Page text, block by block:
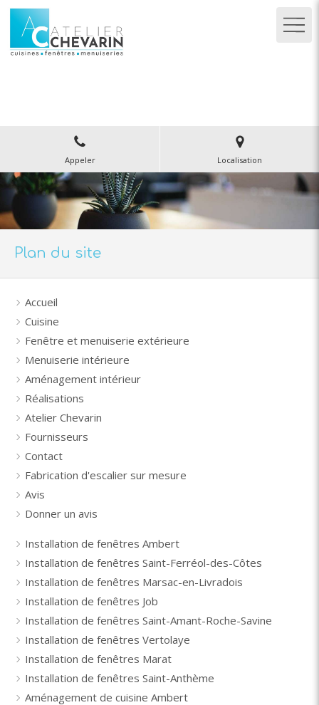
Appeler Localisation
Plan du site
Accueil
Cuisine
Fenêtre et menuiserie extérieure
Menuiserie intérieure
Aménagement intérieur
Réalisations
Atelier Chevarin
Fournisseurs
Contact
Fabrication d'escalier sur mesure
Avis
Donner un avis
Installation de fenêtres Ambert
Installation de fenêtres Saint-Ferréol-des-Côtes
Installation de fenêtres Marsac-en-Livradois
Installation de fenêtres Job
Installation de fenêtres Saint-Amant-Roche-Savine
Installation de fenêtres Vertolaye
Installation de fenêtres Marat
Installation de fenêtres Saint-Anthème
Aménagement de cuisine Ambert